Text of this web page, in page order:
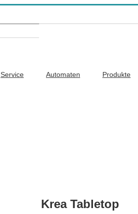
Service Automaten Produkte
Krea Tabletop